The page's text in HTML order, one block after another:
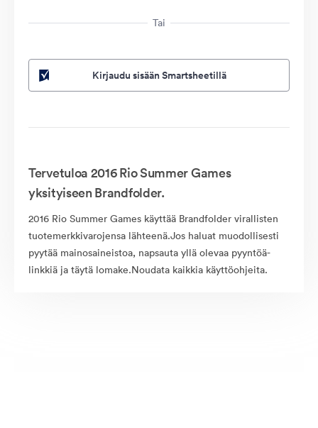
Tai
Kirjaudu sisään Smartsheetillä
Tervetuloa 2016 Rio Summer Games
yksityiseen Brandfolder.
2016 Rio Summer Games käyttää Brandfolder virallisten
tuotemerkkivarojensa lähteenä.Jos haluat muodollisesti
pyytää mainosaineistoa, napsauta yllä olevaa pyyntöä-
linkkiä ja täytä lomake.Noudata kaikkia käyttöohjeita.